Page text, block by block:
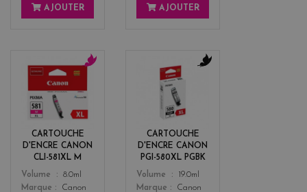
AJOUTER AJOUTER
CARTOUCHE
D'ENCRE CANON
CLI-581XL M
Color
a
e
n
t
Volume
8.0ml
Marque
Canon
CARTOUCHE
D'ENCRE CANON
PGI-580XL PGBK
Color
k
Volume
19.0ml
Marque
Canon